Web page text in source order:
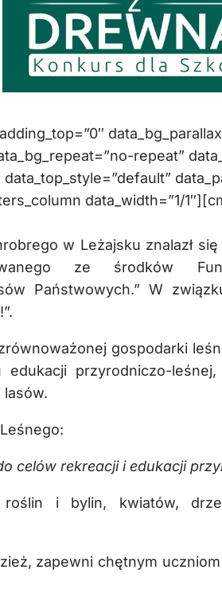
repeat”
data_width=”1/
w Leżajsku znalazł
ze środków
Państwowych.” W
gospodarki
przyrodniczo-
lasów.
celów rekreacji i edukacji
roślin i bylin, kwiatów,
zapewni chętnym